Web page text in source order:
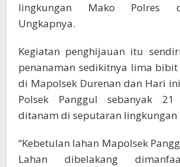
lingkungan Mako Polres
Ungkapnya.
Kegiatan penghijauan itu
penanaman sedikitnya lima
di Mapolsek Durenan dan Hari
Polsek Panggul sebanyak
ditanam di seputaran lingkungan
“Kebetulan lahan Mapolsek
Lahan dibelakang